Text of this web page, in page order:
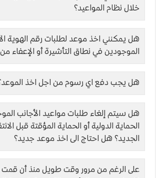
خلال نظام المواعيد؟
هل يمكنني اخذ موعد لطلبات رقم الهوية
الموجودين في نطاق التأشيرة أو الإعفاء من
هل يجب دفع اي رسوم من اجل اخذ
هل سيتم إلغاء طلبات مواعيد الأجانب
الحماية الدولية أو الحماية المؤقتة قبل
الجديد؟ هل احتاج الى اخذ موعد جديد؟
على الرغم من مرور وقت طويل منذ أن قمت